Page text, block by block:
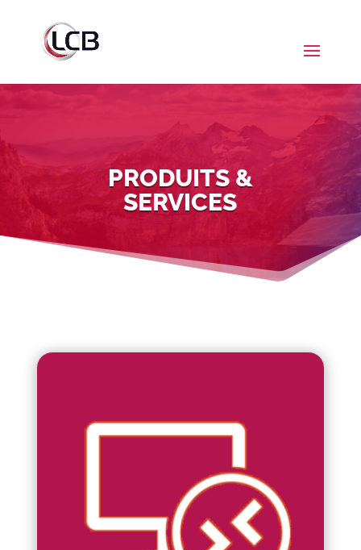
PRODUITS &
SERVICES